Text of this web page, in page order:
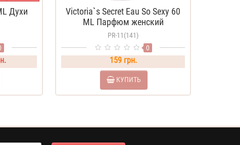
Духи
Victoria`s Secret Eau So Sexy 60
ML Парфюм женский
PR-11(141)
0
159 грн.
КУПИТЬ